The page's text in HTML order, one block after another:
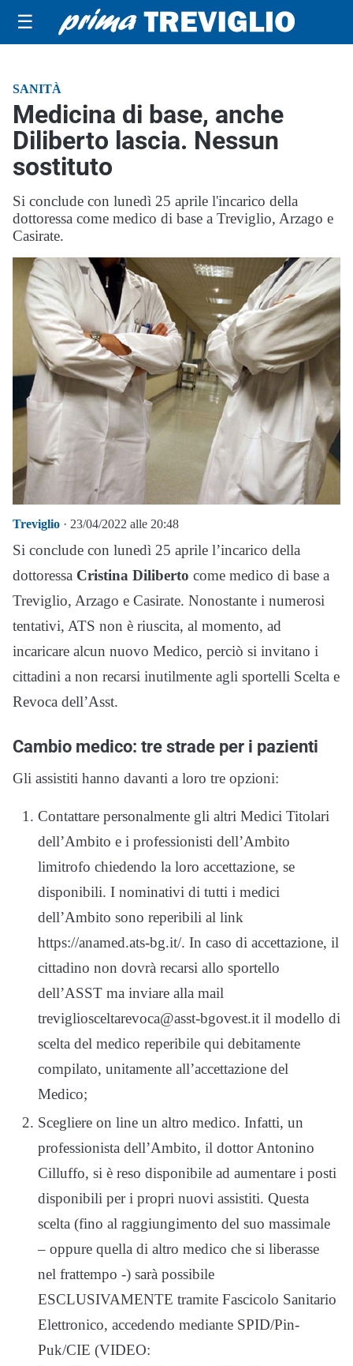
☰
SANITÀ
Medicina di base, anche
Diliberto lascia. Nessun
sostituto
Si conclude con lunedì 25 aprile l'incarico della
dottoressa come medico di base a Treviglio, Arzago e
Casirate.
Treviglio · 23/04/2022 alle 20:48
Si conclude con lunedì 25 aprile l’incarico della
dottoressa Cristina Diliberto come medico di base a
Treviglio, Arzago e Casirate. Nonostante i numerosi
tentativi, ATS non è riuscita, al momento, ad
incaricare alcun nuovo Medico, perciò si invitano i
cittadini a non recarsi inutilmente agli sportelli Scelta e
Revoca dell’Asst.
Cambio medico: tre strade per i pazienti
Gli assistiti hanno davanti a loro tre opzioni:
Contattare personalmente gli altri Medici Titolari
dell’Ambito e i professionisti dell’Ambito
limitrofo chiedendo la loro accettazione, se
disponibili. I nominativi di tutti i medici
dell’Ambito sono reperibili al link
https://anamed.ats-bg.it/. In caso di accettazione, il
cittadino non dovrà recarsi allo sportello
dell’ASST ma inviare alla mail
trevigliosceltarevoca@asst-bgovest.it il modello di
scelta del medico reperibile qui debitamente
compilato, unitamente all’accettazione del
Medico;
Scegliere on line un altro medico. Infatti, un
professionista dell’Ambito, il dottor Antonino
Cilluffo, si è reso disponibile ad aumentare i posti
disponibili per i propri nuovi assistiti. Questa
scelta (fino al raggiungimento del suo massimale
– oppure quella di altro medico che si liberasse
nel frattempo -) sarà possibile
ESCLUSIVAMENTE tramite Fascicolo Sanitario
Elettronico, accedendo mediante SPID/Pin-
Puk/CIE (VIDEO: